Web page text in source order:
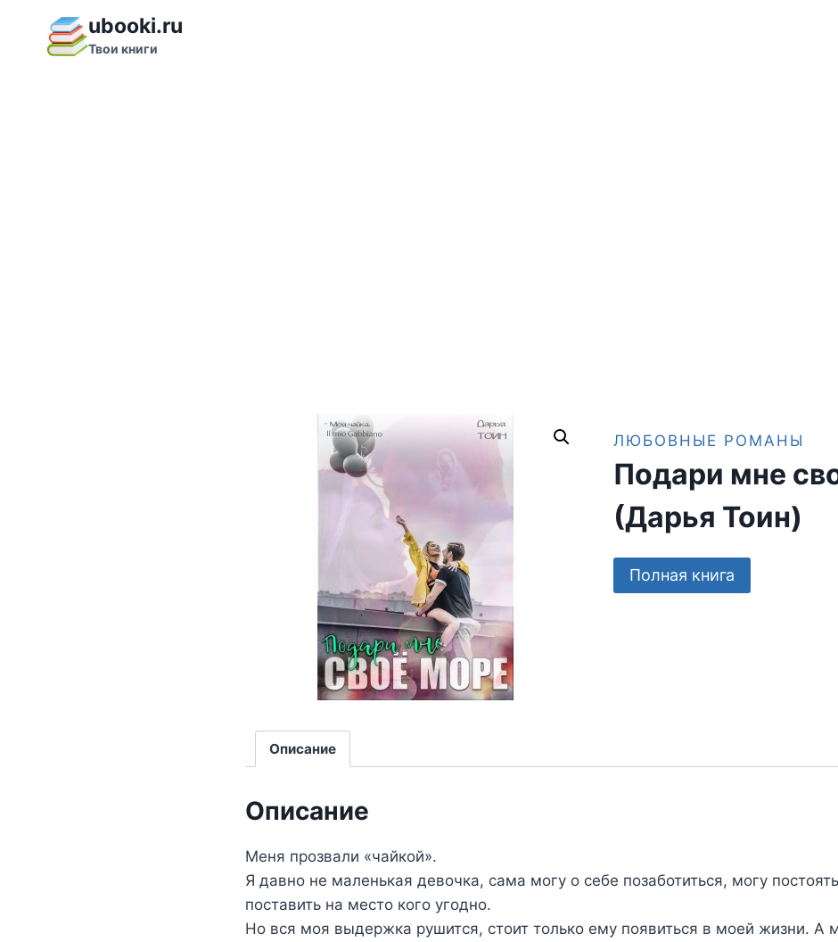
содержимому
ubooki.ru
Твои книги
ЛЮБОВНЫЕ РОМАНЫ
Подари мне
(Дарья Тоин)
Полная книга
Описание
Описание
Меня прозвали «чайкой».
Я давно не маленькая девочка, сама могу о себе позаботиться, могу
поставить на место кого угодно.
Но вся моя выдержка рушится, стоит только ему появиться в моей жизни. А